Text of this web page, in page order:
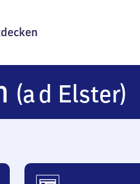
(a d Elster)